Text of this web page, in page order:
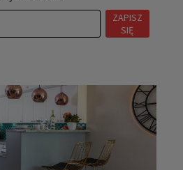
ZAPISZ
SIĘ